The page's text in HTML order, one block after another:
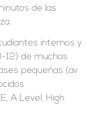
de las
internos y
12) de muchas
pequeñas (av.
A Level; High